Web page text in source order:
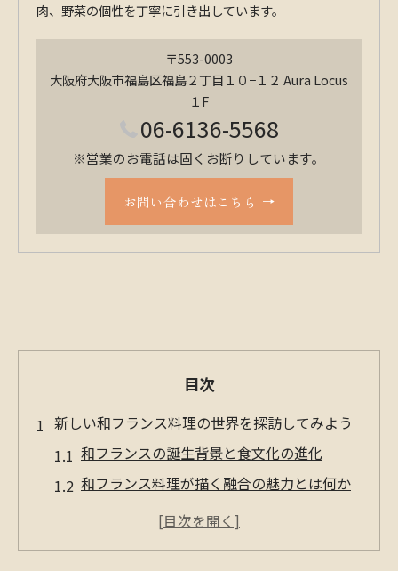
肉、野菜の個性を丁寧に引き出しています。
〒553-0003
大阪府大阪市福島区福島２丁目１０−１２ Aura Locus
１F
06-6136-5568
※営業のお電話は固くお断りしています。
お問い合わせはこちら
目次
新しい和フランス料理の世界を探訪してみよう
和フランスの誕生背景と食文化の進化
和フランス料理が描く融合の魅力とは何か
ヌーベルキュイジーヌと和食の影響関係